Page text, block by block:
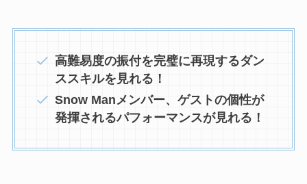
高難易度の振付を完璧に再現するダン
ススキルを見れる！
Snow Manメンバー、ゲストの個性が
発揮されるパフォーマンスが見れる！